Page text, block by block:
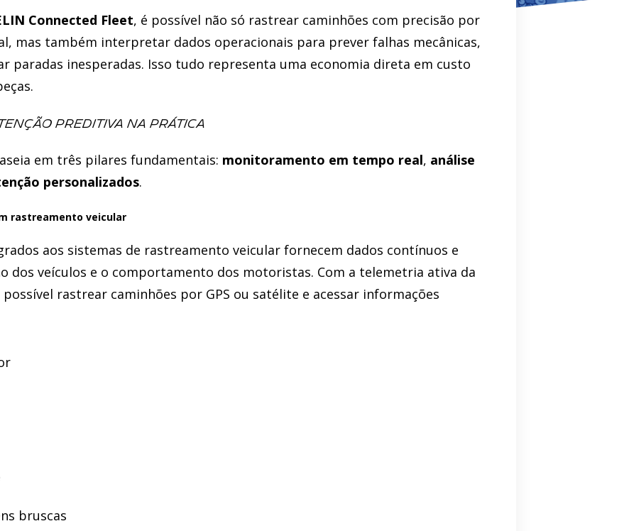
Connected Fleet, é possível não só rastrear caminhões com precisão por
mas também interpretar dados operacionais para prever falhas mecânicas,
paradas inesperadas. Isso tudo representa uma economia direta em custo
preditiva na prática
em três pilares fundamentais: monitoramento em tempo real, análise
personalizados.
rastreamento veicular
aos sistemas de rastreamento veicular fornecem dados contínuos e
dos veículos e o comportamento dos motoristas. Com a telemetria ativa da
possível rastrear caminhões por GPS ou satélite e acessar informações
bruscas